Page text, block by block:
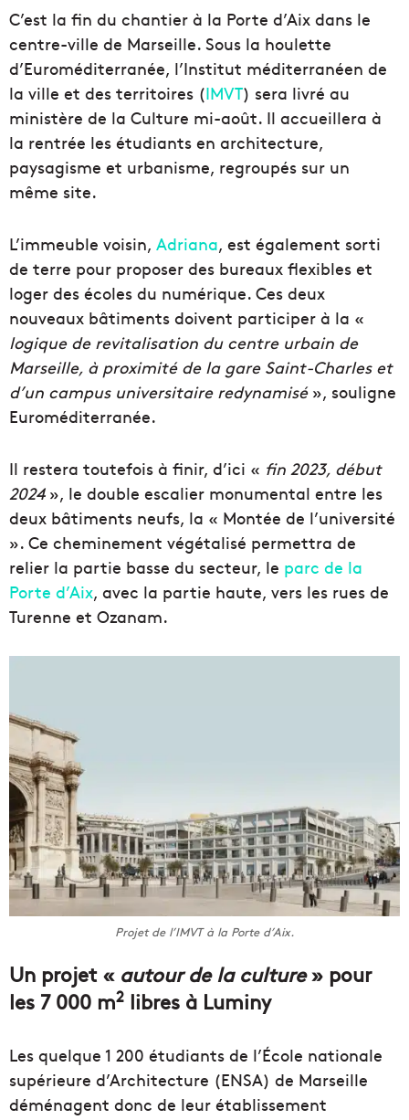
C’est la fin du chantier à la Porte d’Aix dans le
centre-ville de Marseille. Sous la houlette
d’Euroméditerranée, l’Institut méditerranéen de
la ville et des territoires (IMVT) sera livré au
ministère de la Culture mi-août. Il accueillera à
la rentrée les étudiants en architecture,
paysagisme et urbanisme, regroupés sur un
même site.
L’immeuble voisin, Adriana, est également sorti
de terre pour proposer des bureaux flexibles et
loger des écoles du numérique. Ces deux
nouveaux bâtiments doivent participer à la «
logique de revitalisation du centre urbain de
Marseille, à proximité de la gare Saint-Charles et
d’un campus universitaire redynamisé», souligne
Euroméditerranée.
Il restera toutefois à finir, d’ici « fin 2023, début
2024», le double escalier monumental entre les
deux bâtiments neufs, la « Montée de l’université
». Ce cheminement végétalisé permettra de
relier la partie basse du secteur, le parc de la
Porte d’Aix, avec la partie haute, vers les rues de
Turenne et Ozanam.
Projet de l’IMVT à la Porte d’Aix.
Un projet « autour de la culture» pour
les 7 000 m2 libres à Luminy
Les quelque 1 200 étudiants de l’École nationale
supérieure d’Architecture (ENSA) de Marseille
déménagent donc de leur établissement